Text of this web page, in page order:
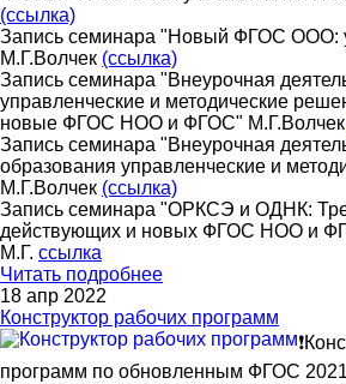
(ссылка)
Запись семинара "Новый ФГОС ООО:
М.Г.Волчек (ссылка)
Запись семинара "Внеурочная
управленческие и методические
новые ФГОС НОО и ФГОС" М.Г.Волчек
Запись семинара "Внеурочная
образования управленческие и
М.Г.Волчек (ссылка)
Запись семинара "ОРКСЭ и ОДНК:
действующих и новых ФГОС НОО и
М.Г. ссылка
Читать подробнее
18 апр 2022
Конструктор рабочих программ
программ по обновленным ФГОС 2021